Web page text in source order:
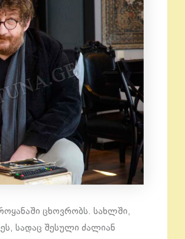
ცხოვრობს. სახლში,
სადაც შესული ძალიან